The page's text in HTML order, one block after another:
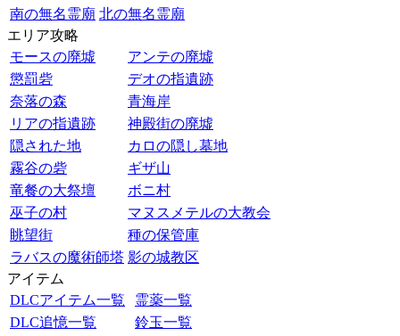
南の無名霊廟 北の無名霊廟
エリア攻略
モースの廃墟
アンテの廃墟
懲罰砦
デオの指遺跡
奈落の森
青海岸
リアの指遺跡
神殿街の廃墟
隠された地
カロの隠し墓地
霧谷の砦
ギザ山
竜餐の大祭壇
ボニ村
巫子の村
マヌスメテルの大教会
眺望街
種の保管庫
ラバスの魔術師塔 影の城教区
アイテム
DLCアイテム一覧
霊薬一覧
DLC追憶一覧
鈴玉一覧